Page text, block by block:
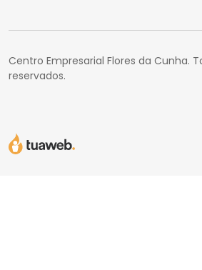
Centro Empresarial Flores da Cunha.
reservados.